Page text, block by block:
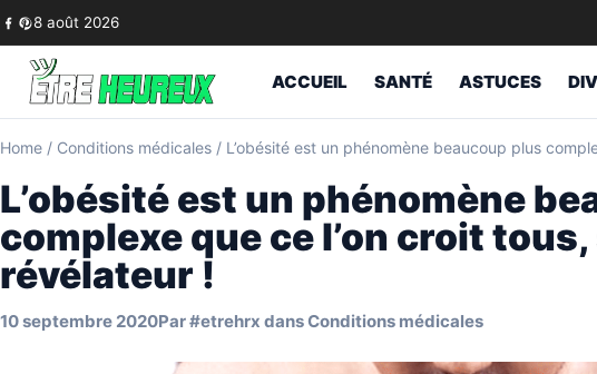
Skip to content
8 août 2026
ACCUEIL SANTÉ ASTUCES
Home / Conditions médicales / L’obésité est un phénomène beaucoup plus
L’obésité est un phénomène
complexe que ce l’on croit
révélateur !
10 septembre 2020Par#etrehrx dansConditions médicales